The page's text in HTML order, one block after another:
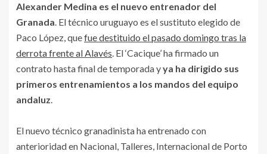
Alexander Medina es el nuevo entrenador del
Granada. El técnico uruguayo es el sustituto elegido de
Paco López, quefue destituido el pasado domingo tras la
derrota frente al Alavés. El ‘Cacique’ ha firmado un
contrato hasta final de temporada yya ha dirigido sus
primeros entrenamientos a los mandos del equipo
andaluz.
El nuevo técnico granadinista ha entrenado con
anterioridad en Nacional, Talleres, Internacional de Porto